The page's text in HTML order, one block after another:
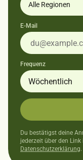
Alle Regionen
E-Mail
Frequenz
Du bestätigst deine
jederzeit über den
Datenschutzerklärung.